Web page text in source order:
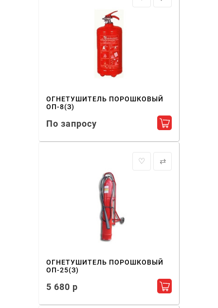
ОГНЕТУШИТЕЛЬ ПОРОШКОВЫЙ
ОП-8(З)
По запросу Добавить в
♡ ⇄
ОГНЕТУШИТЕЛЬ ПОРОШКОВЫЙ
ОП-25(З)
5 680 р Добавить в